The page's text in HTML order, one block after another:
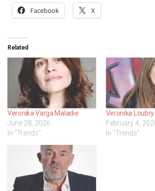
Facebook X
Related
Veronika Varga Maladie
June 28, 2026
In "Trends"
Veronika
February 4,
In "Trends"